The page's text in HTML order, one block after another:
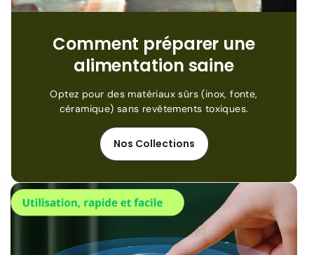
Comment préparer une
alimentation saine
Optez pour des matériaux sûrs (inox, fonte,
céramique) sans revêtements toxiques.
Nos Collections